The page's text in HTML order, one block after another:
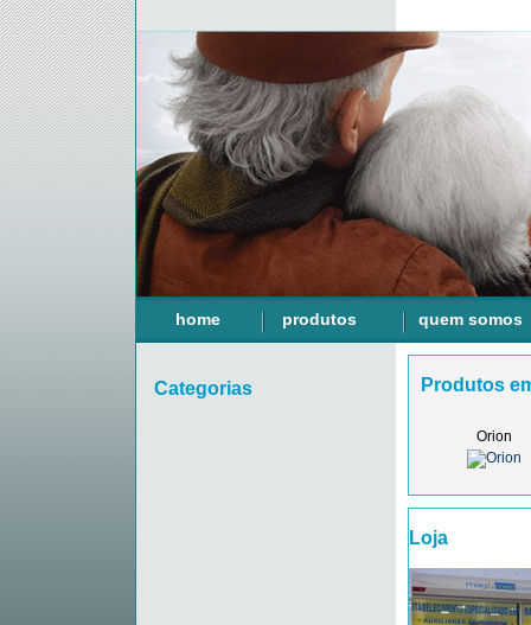
home produtos quem somos
Categorias Produtos
Orion
Loja